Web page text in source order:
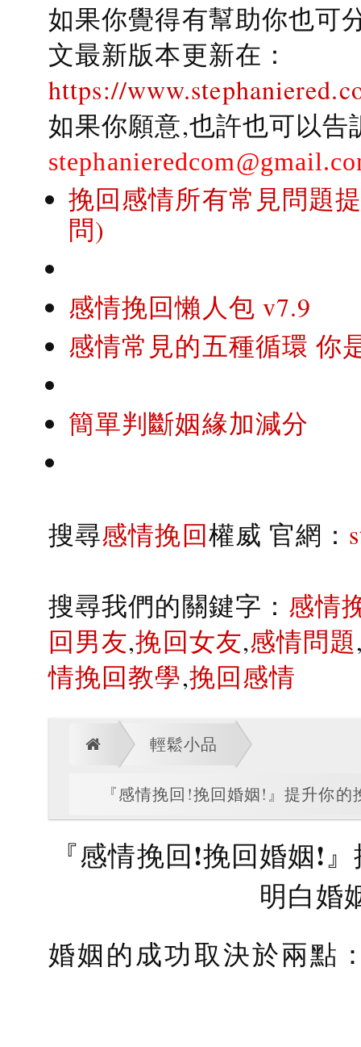
如果你覺得有幫助你也可
文最新版本更新在：
https://
如果你願意,也許也可以
挽回感情所有常見問題
問)
感情挽回懶人包 v7.9
感情常見的五種循環 你
簡單判斷姻緣加減分
搜尋感情挽回權威 官網：
搜尋我們的關鍵字： 感情
回男友,挽回女友,感情問題
情挽回教學,挽回感情
輕鬆小品
『感情挽回!挽回婚姻!』提升你
『感情挽回!挽回婚姻!
明白婚
婚姻的成功取決於兩點